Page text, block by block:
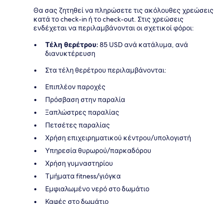
Θα σας ζητηθεί να πληρώσετε τις ακόλουθες χρεώσεις
κατά το check-in ή το check-out. Στις χρεώσεις
ενδέχεται να περιλαμβάνονται οι σχετικοί φόροι:
Τέλη θερέτρου: 85 USD ανά κατάλυμα, ανά
διανυκτέρευση
Στα τέλη θερέτρου περιλαμβάνονται:
Επιπλέον παροχές
Πρόσβαση στην παραλία
Ξαπλώστρες παραλίας
Πετσέτες παραλίας
Χρήση επιχειρηματικού κέντρου/υπολογιστή
Υπηρεσία θυρωρού/παρκαδόρου
Χρήση γυμναστηρίου
Τμήματα fitness/γιόγκα
Εμφιαλωμένο νερό στο δωμάτιο
Καφές στο δωμάτιο